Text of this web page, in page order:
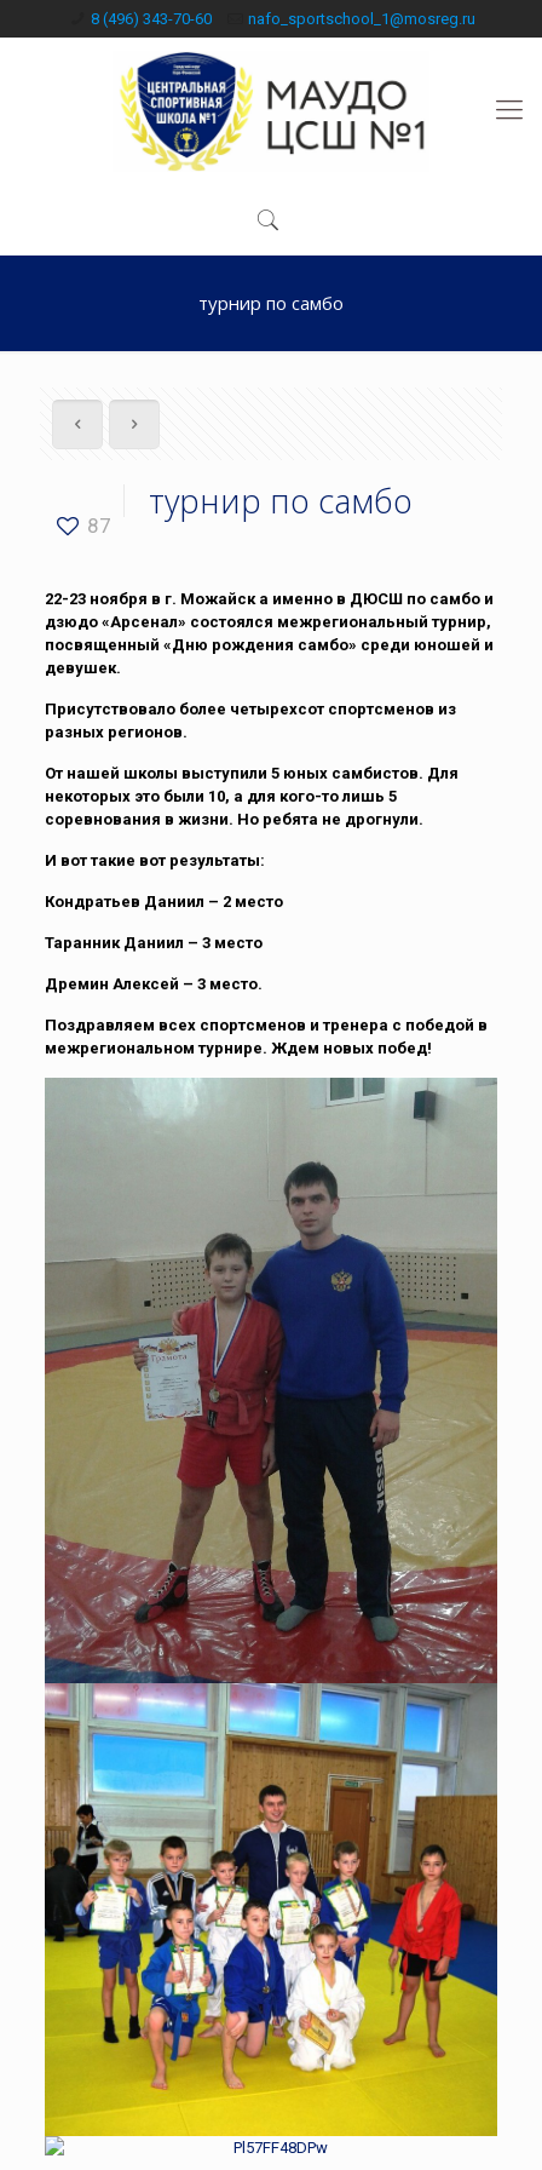
8 (496) 343-70-60 nafo_sportschool_1@mosreg.ru
турнир по самбо
87
турнир по самбо
22-23 ноября в г. Можайск а именно в ДЮСШ по самбо и
дзюдо «Арсенал» состоялся межрегиональный турнир,
посвященный «Дню рождения самбо» среди юношей и
девушек.
Присутствовало более четырехсот спортсменов из
разных регионов.
От нашей школы выступили 5 юных самбистов. Для
некоторых это были 10, а для кого-то лишь 5
соревнования в жизни. Но ребята не дрогнули.
И вот такие вот результаты:
Кондратьев Даниил – 2 место
Таранник Даниил – 3 место
Дремин Алексей – 3 место.
Поздравляем всех спортсменов и тренера с победой в
межрегиональном турнире. Ждем новых побед!